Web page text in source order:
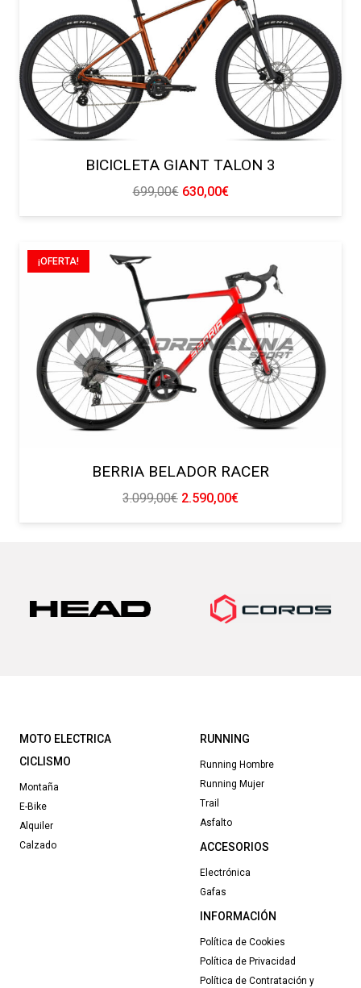
BICICLETA GIANT TALON 3
699,00€ El
precio
699,00€.
630,00€El
precio
630,00€.
¡OFERTA!
BERRIA BELADOR RACER
3.099,00€ El
precio
2.590,00€El
precio
MOTO ELECTRICA
CICLISMO
Montaña
E-Bike
Alquiler
Calzado
RUNNING
Running Hombre
Running Mujer
Trail
Asfalto
ACCESORIOS
Electrónica
Gafas
INFORMACIÓN
Política de Cookies
Política de Privacidad
Política de Contratación y